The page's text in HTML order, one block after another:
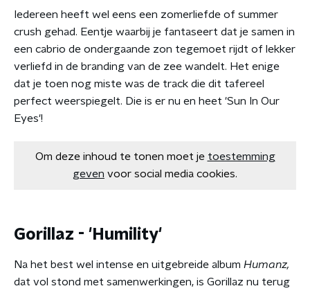
Iedereen heeft wel eens een zomerliefde of summer
crush gehad. Eentje waarbij je fantaseert dat je samen in
een cabrio de ondergaande zon tegemoet rijdt of lekker
verliefd in de branding van de zee wandelt. Het enige
dat je toen nog miste was de track die dit tafereel
perfect weerspiegelt. Die is er nu en heet 'Sun In Our
Eyes'!
Om deze inhoud te tonen moet je toestemming
geven voor social media cookies.
Gorillaz - 'Humility'
Na het best wel intense en uitgebreide album Humanz,
dat vol stond met samenwerkingen, is Gorillaz nu terug